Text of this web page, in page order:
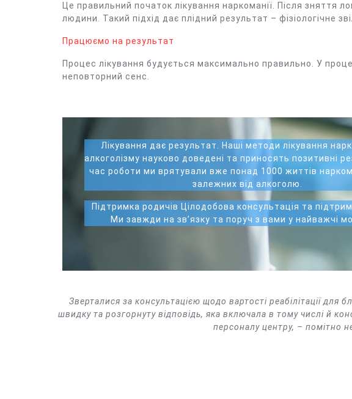
Це правильний початок лікування наркоманії. Після зняття
людини. Такий підхід дає плідний результат – фізіологічне
Працюємо на результат
Процес лікування будується максимально правильно. У
неповторний сенс.
Лікування дає результат. Наші методи лікування
алкоголізму науково доведені та приносять позитивні
час роботи ми врятували вже понад 1000 життів
залежних від алкоголю.
Підтримка родичів Цілодобова консультація та
Ми завжди на зв’язку та поруч з вами у найважчі
Зверталися за консультацією щодо вартості реабілітації
швидку та розгорнуту відповідь, яка включала в тому числі й
персоналу центру, – помітно